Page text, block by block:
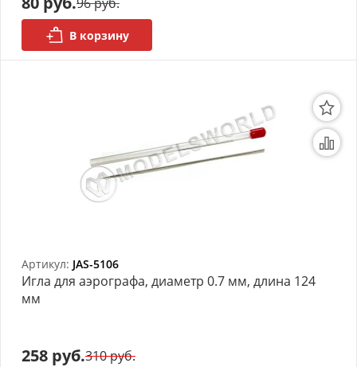
В корзину
Артикул: JAS-5106
Игла для аэрографа, диаметр 0.7 мм, длина 124
мм
258 руб.310 руб.